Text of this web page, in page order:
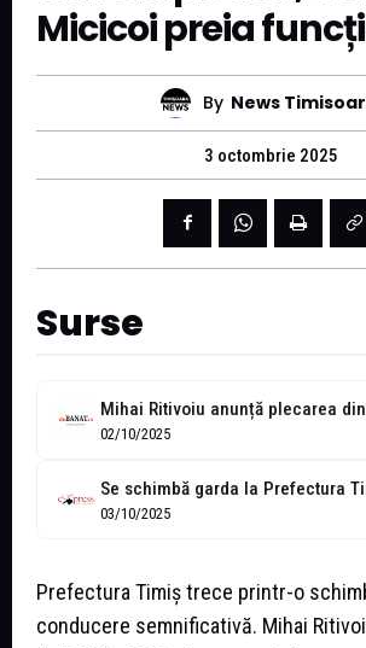
Micicoi preia
By News
3 octombrie 2025
Surse
02/10/2025
03/10/2025
Prefectura Timiș trece printr-o
conducere semnificativă. Mihai